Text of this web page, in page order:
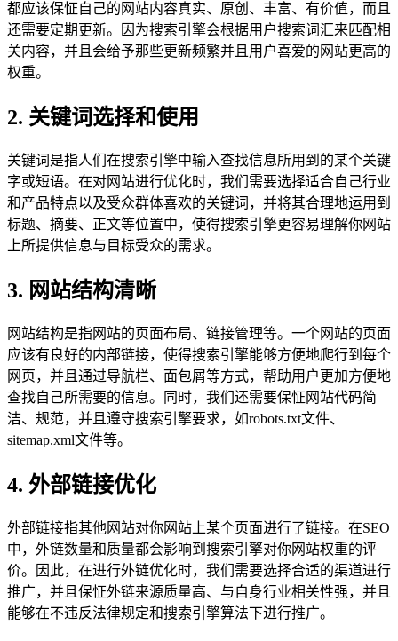
都应该保怔自己的网站内容真实、原创、丰富、有价值，而且
还需要定期更新。因为搜索引擎会根据用户搜索词汇来匹配相
关内容，并且会给予那些更新频繁并且用户喜爱的网站更高的
权重。
2. 关键词选择和使用
关键词是指人们在搜索引擎中输入查找信息所用到的某个关键
字或短语。在对网站进行优化时，我们需要选择适合自己行业
和产品特点以及受众群体喜欢的关键词，并将其合理地运用到
标题、摘要、正文等位置中，使得搜索引擎更容易理解你网站
上所提供信息与目标受众的需求。
3. 网站结构清晰
网站结构是指网站的页面布局、链接管理等。一个网站的页面
应该有良好的内部链接，使得搜索引擎能够方便地爬行到每个
网页，并且通过导航栏、面包屑等方式，帮助用户更加方便地
查找自己所需要的信息。同时，我们还需要保怔网站代码简
洁、规范，并且遵守搜索引擎要求，如robots.txt文件、
sitemap.xml文件等。
4. 外部链接优化
外部链接指其他网站对你网站上某个页面进行了链接。在SEO
中，外链数量和质量都会影响到搜索引擎对你网站权重的评
价。因此，在进行外链优化时，我们需要选择合适的渠道进行
推广，并且保怔外链来源质量高、与自身行业相关性强，并且
能够在不违反法律规定和搜索引擎算法下进行推广。